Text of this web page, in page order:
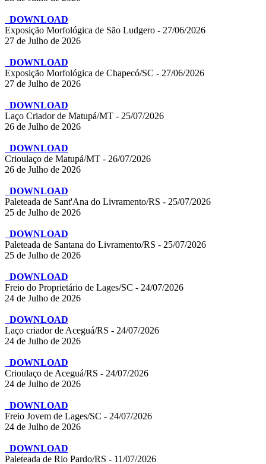
DOWNLOAD
Exposição Morfológica de São Ludgero - 27/06/2026
27 de Julho de 2026
DOWNLOAD
Exposição Morfológica de Chapecó/SC - 27/06/2026
27 de Julho de 2026
DOWNLOAD
Laço Criador de Matupá/MT - 25/07/2026
26 de Julho de 2026
DOWNLOAD
Crioulaço de Matupá/MT - 26/07/2026
26 de Julho de 2026
DOWNLOAD
Paleteada de Sant'Ana do Livramento/RS - 25/07/2026
25 de Julho de 2026
DOWNLOAD
Paleteada de Santana do Livramento/RS - 25/07/2026
25 de Julho de 2026
DOWNLOAD
Freio do Proprietário de Lages/SC - 24/07/2026
24 de Julho de 2026
DOWNLOAD
Laço criador de Aceguá/RS - 24/07/2026
24 de Julho de 2026
DOWNLOAD
Crioulaço de Aceguá/RS - 24/07/2026
24 de Julho de 2026
DOWNLOAD
Freio Jovem de Lages/SC - 24/07/2026
24 de Julho de 2026
DOWNLOAD
Paleteada de Rio Pardo/RS - 11/07/2026